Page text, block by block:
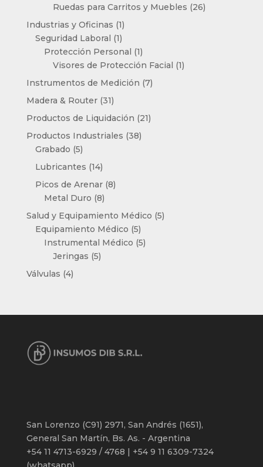
productos
Ruedas para Carritos y Muebles 2626
Industrias y Oficinas 11
producto
Seguridad Laboral 11
producto
Protección Personal 11
producto
Visores de Protección Facial 11
Instrumentos de Medición 77
Madera & Router 3131
productos
Productos de Liquidación 2121
Productos Industriales 3838
Grabado 55
productos
Lubricantes 1414
productos
Picos de Arenar 88
Metal Duro 88
productos
Salud y Equipamiento Médico 55
Equipamiento Médico 55
productos
Instrumental Médico 55
Jeringas 55
Válvulas 44
San Lorenzo (C91) 2971, San Andrés (1651),
General San Martín, Bs. As. - Argentina
+54 11 4713-6929 / 4768 | +54 9 11 6309-7324